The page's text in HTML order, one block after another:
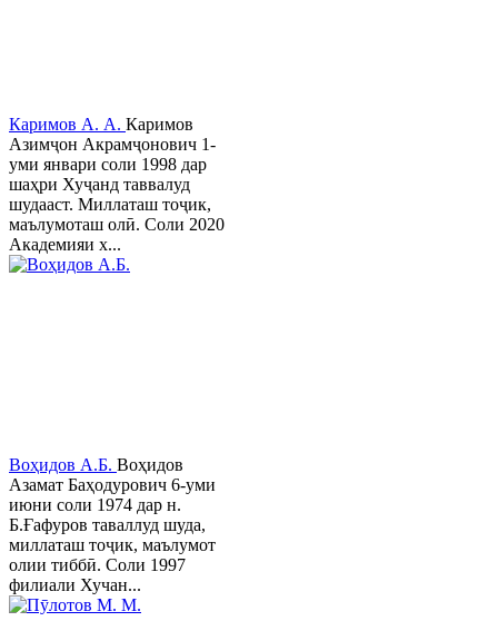
Каримов А. А. Каримов
Азимҷон Акрамҷонович 1-
уми январи соли 1998 дар
шаҳри Хуҷанд таввалуд
шудааст. Миллаташ тоҷик,
маълумоташ олӣ. Соли 2020
Академияи х...
Воҳидов А.Б. Воҳидов
Азамат Баҳодурович 6-уми
июни соли 1974 дар н.
Б.Ғафуров таваллуд шуда,
миллаташ тоҷик, маълумот
олии тиббӣ. Соли 1997
филиали Хучан...